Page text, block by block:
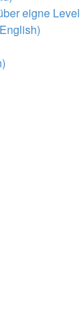
eigne Level